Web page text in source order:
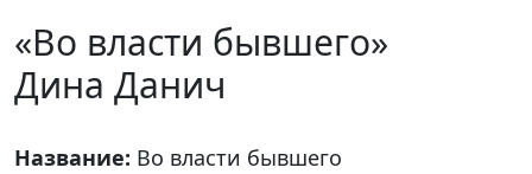
«Во власти бывшего»
Дина Данич
Название: Во власти бывшего